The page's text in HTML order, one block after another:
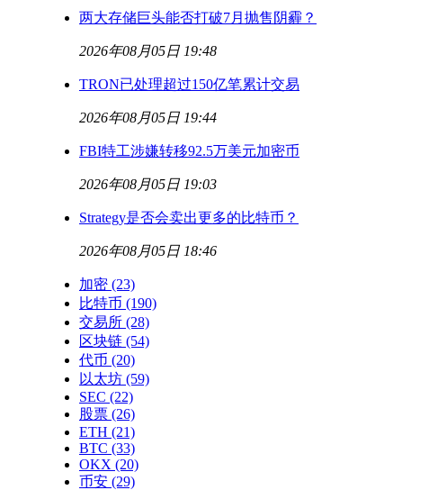
两大存储巨头能否打破7月抛售阴霾？
2026年08月05日 19:48
TRON已处理超过150亿笔累计交易
2026年08月05日 19:44
FBI特工涉嫌转移92.5万美元加密币
2026年08月05日 19:03
Strategy是否会卖出更多的比特币？
2026年08月05日 18:46
加密 (23)
比特币 (190)
交易所 (28)
区块链 (54)
代币 (20)
以太坊 (59)
SEC (22)
股票 (26)
ETH (21)
BTC (33)
OKX (20)
币安 (29)